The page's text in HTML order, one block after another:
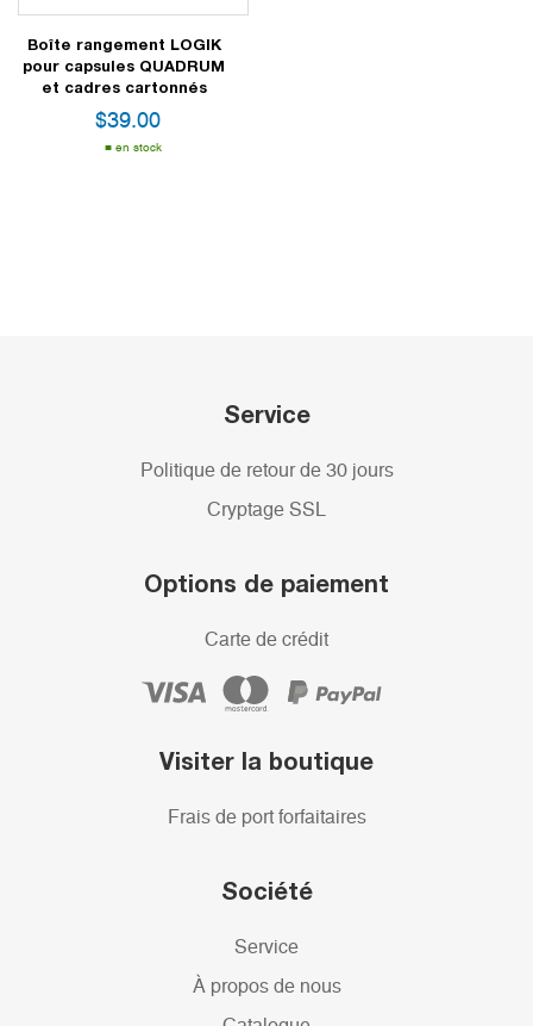
Boîte rangement LOGIK
pour capsules QUADRUM
et cadres cartonnés
$39.00
en stock
Service
Politique de retour de 30 jours
Cryptage SSL
Options de paiement
Carte de crédit
Visiter la boutique
Frais de port forfaitaires
Société
Service
À propos de nous